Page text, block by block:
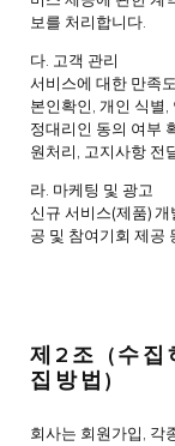
보를 처리합니다.
다. 고객 관리
서비스에 대한 만족
본인확인, 개인 식별,
정대리인 동의 여부
원처리, 고지사항 전
라. 마케팅 및 광고
신규 서비스(제품) 개
공 및 참여기회 제공
제2조 (수집
집방법)
회사는 회원가입, 각